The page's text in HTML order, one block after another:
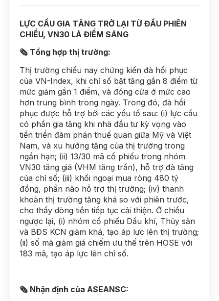
LỰC CẦU GIA TĂNG TRỞ LẠI TỪ ĐẦU PHIÊN
CHIỀU, VN30 LÀ ĐIỂM SÁNG
🗞 Tổng hợp thị trường:
Thị trường chiều nay chứng kiến đà hồi phục
của VN-Index, khi chỉ số bật tăng gần 8 điểm từ
mức giảm gần 1 điểm, và đóng cửa ở mức cao
hơn trung bình trong ngày. Trong đó, đà hồi
phục được hỗ trợ bởi các yếu tố sau: (i) lực cầu
có phần gia tăng khi nhà đầu tư kỳ vọng vào
tiến triển đàm phán thuế quan giữa Mỹ và Việt
Nam, và xu hướng tăng của thị trường trong
ngắn hạn; (ii) 13/30 mã cổ phiếu trong nhóm
VN30 tăng giá (VHM tăng trần), hỗ trợ đà tăng
của chỉ số; (iii) khối ngoại mua ròng 480 tỷ
đồng, phần nào hỗ trợ thị trường; (iv) thanh
khoản thị trường tăng khá so với phiên trước,
cho thấy dòng tiền tiếp tục cải thiện. Ở chiều
ngược lại, (i) nhóm cổ phiếu Dầu khí, Thủy sản
và BĐS KCN giảm khá, tạo áp lực lên thị trường;
(ii) số mã giảm giá chiếm ưu thế trên HOSE với
183 mã, tạo áp lực lên chỉ số.
🗞 Nhận định của ASEANSC: